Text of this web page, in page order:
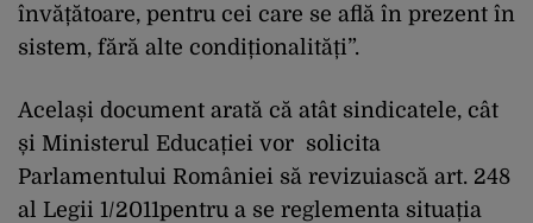
învățătoare, pentru cei care se află în prezent în
sistem, fără alte condiționalități”.
Același document arată că atât sindicatele, cât
și Ministerul Educației vor solicita
Parlamentului României să revizuiască art. 248
al Legii 1/2011pentru a se reglementa situația